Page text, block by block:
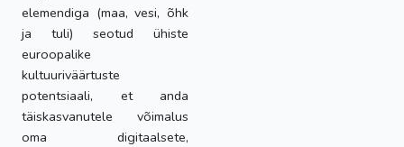
elemendiga (maa, vesi, õhk
ja tuli) seotud ühiste
euroopalike
kultuuriväärtuste
potentsiaali, et anda
täiskasvanutele võimalus
oma digitaalsete,